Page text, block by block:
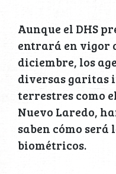
Aunque el DHS
entrará en vigor
diciembre, los
diversas garitas
terrestres como
Nuevo Laredo,
saben cómo será
biométricos.